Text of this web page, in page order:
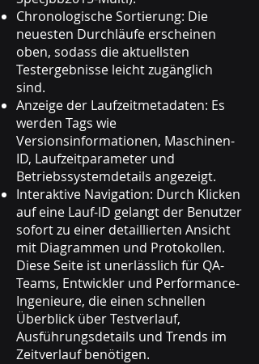
Chronologische Sortierung: Die
neuesten Durchläufe erscheinen
oben, sodass die aktuellsten
Testergebnisse leicht zugänglich
sind.
Anzeige der Laufzeitmetadaten: Es
werden Tags wie
Versionsinformationen, Maschinen-
ID, Laufzeitparameter und
Betriebssystemdetails angezeigt.
Interaktive Navigation: Durch Klicken
auf eine Lauf-ID gelangt der Benutzer
sofort zu einer detaillierten Ansicht
mit Diagrammen und Protokollen.
Diese Seite ist unerlässlich für QA-
Teams, Entwickler und Performance-
Ingenieure, die einen schnellen
Überblick über Testverlauf,
Ausführungsdetails und Trends im
Zeitverlauf benötigen.